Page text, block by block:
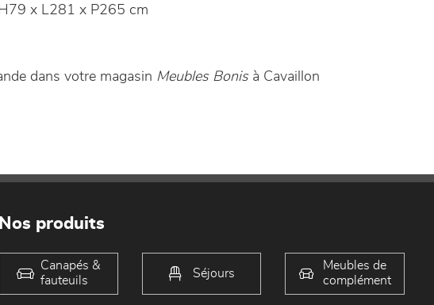
H79 x L281 x P265 cm
dans votre magasin Meubles Bonisà Cavaillon
Nos produits
Canapés &
fauteuils
Séjours
Meubles de
complément